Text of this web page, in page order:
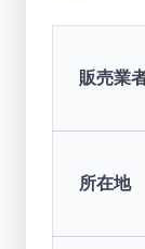
販売業
所在地